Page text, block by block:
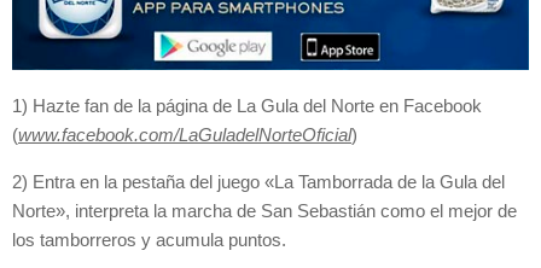
1) Hazte fan de la página de La Gula del Norte en Facebook
(www.facebook.com/LaGuladelNorteOficial)
2) Entra en la pestaña del juego «La Tamborrada de la Gula del
Norte», interpreta la marcha de San Sebastián como el mejor de
los tamborreros y acumula puntos.